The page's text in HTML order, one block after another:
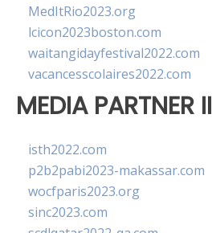
MedItRio2023.org
lcicon2023boston.com
waitangidayfestival2022.com
vacancesscolaires2022.com
MEDIA PARTNER II
isth2022.com
p2b2pabi2023-makassar.com
wocfparis2023.org
sinc2023.com